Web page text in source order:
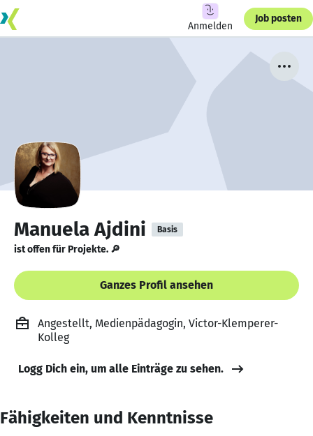
Anmelden
Job posten
Manuela Ajdini Basis
ist offen für Projekte. 🔎
Ganzes Profil ansehen
Angestellt, Medienpädagogin, Victor-Klemperer-
Kolleg
Logg Dich ein, um alle Einträge zu sehen.
Fähigkeiten und Kenntnisse